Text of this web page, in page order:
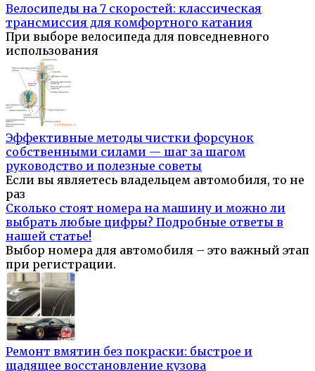
Велосипеды на 7 скоростей: классическая
трансмиссия для комфортного катания
При выборе велосипеда для повседневного
использования
Эффективные методы чистки форсунок
собственными силами — шаг за шагом
руководство и полезные советы
Если вы являетесь владельцем автомобиля, то не
раз
Сколько стоят номера на машину и можно ли
выбрать любые цифры? Подробные ответы в
нашей статье!
Выбор номера для автомобиля – это важный этап
при регистрации.
Ремонт вмятин без покраски: быстрое и
щадящее восстановление кузова